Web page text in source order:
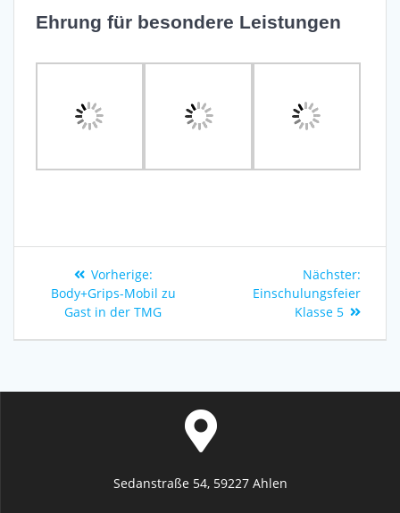
Ehrung für besondere Leistungen
Vorherige:
Body+Grips-Mobil zu
Gast in der TMG
Nächster:
Einschulungsfeier
Klasse 5
Sedanstraße 54, 59227 Ahlen